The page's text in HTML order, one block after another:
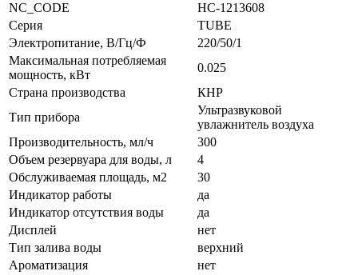
NC_CODE
НС-1213608
Серия
TUBE
Электропитание, В/Гц/Ф
220/50/1
Максимальная потребляемая
мощность, кВт
0.025
Страна производства
КНР
Тип прибора
Ультразвуковой
увлажнитель воздуха
Производительность, мл/ч
300
Объем резервуара для воды, л
4
Обслуживаемая площадь, м2
30
Индикатор работы
да
Индикатор отсутствия воды
да
Дисплей
нет
Тип залива воды
верхний
Ароматизация
нет